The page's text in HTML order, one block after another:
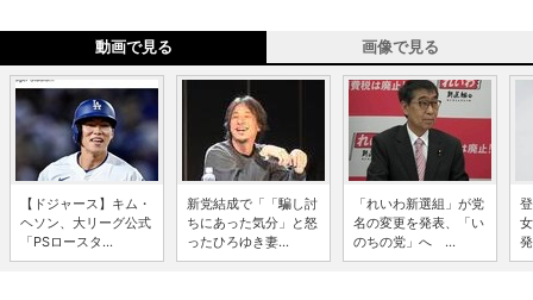
動画で見る 画像で見る
【ドジャース】キム・
ヘソン、大リーグ公式
「PSロースタ...
新党結成で「「騙し討
ちにあった気分」と怒
ったひろゆき妻...
「れいわ新選組」が党
名の変更を発表、「い
のちの党」へ ...